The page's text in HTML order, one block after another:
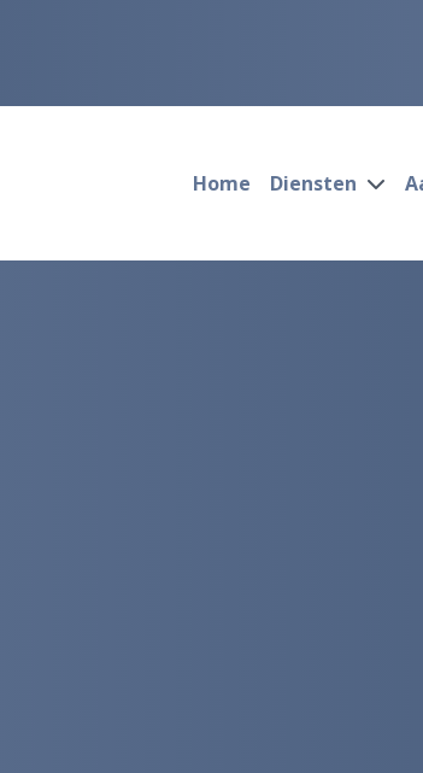
Home Diensten